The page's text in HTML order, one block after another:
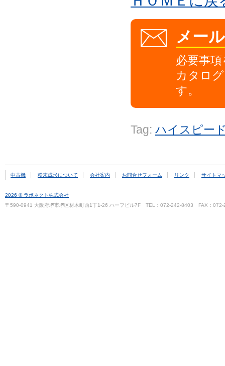
メー
必要事
カタロ
す。
Tag: ハイスピー
中古機 粉末成形について 会社案内 お問合せフォーム リンク サイトマ
2026 © ラボネクト株式会社
〒590-0941 大阪府堺市堺区材木町西1丁1-26 ハーフビル7F TEL：072-242-8403 FAX：